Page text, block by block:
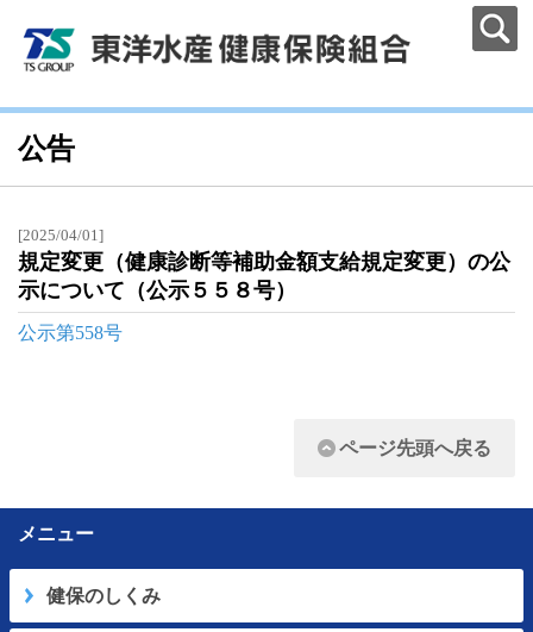
公告
[2025/04/01]
規定変更（健康診断等補助金額支給規定変更）の公
示について（公示５５８号）
公示第558号
ページ先頭へ戻る
メニュー
健保のしくみ